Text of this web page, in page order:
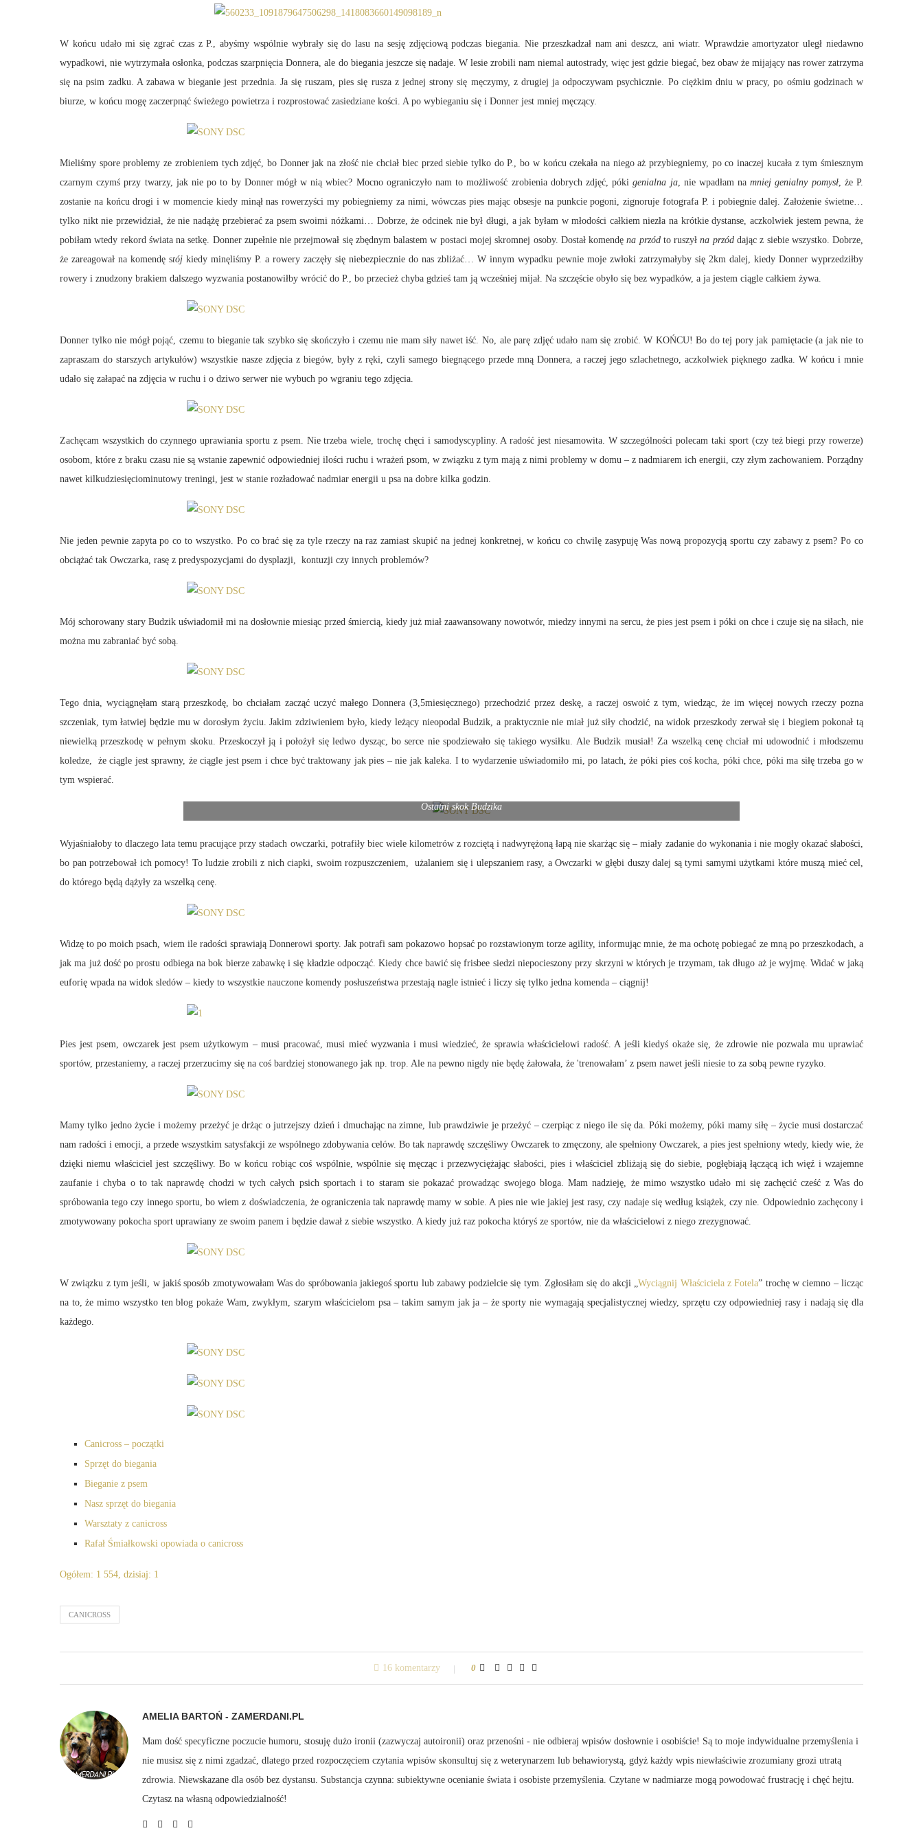
W końcu udało mi się zgrać czas z P., abyśmy wspólnie wybrały się do lasu na sesję zdjęciową podczas biegania. Nie przeszkadzał nam ani deszcz, ani wiatr. Wprawdzie amortyzator uległ niedawno
wypadkowi, nie wytrzymała osłonka, podczas szarpnięcia Donnera, ale do biegania jeszcze się nadaje. W lesie zrobili nam niemal autostrady, więc jest gdzie biegać, bez obaw że mijający nas rower zatrzyma
się na psim zadku. A zabawa w bieganie jest przednia. Ja się ruszam, pies się rusza z jednej strony się męczymy, z drugiej ja odpoczywam psychicznie. Po ciężkim dniu w pracy, po ośmiu godzinach w
biurze, w końcu mogę zaczerpnąć świeżego powietrza i rozprostować zasiedziane kości. A po wybieganiu się i Donner jest mniej męczący.
Mieliśmy spore problemy ze zrobieniem tych zdjęć, bo Donner jak na złość nie chciał biec przed siebie tylko do P., bo w końcu czekała na niego aż przybiegniemy, po co inaczej kucała z tym śmiesznym
czarnym czymś przy twarzy, jak nie po to by Donner mógł w nią wbiec? Mocno ograniczyło nam to możliwość zrobienia dobrych zdjęć, pókigenialna ja, nie wpadłam namniej genialny pomysł, że P.
zostanie na końcu drogi i w momencie kiedy minął nas rowerzyści my pobiegniemy za nimi, wówczas pies mając obsesje na punkcie pogoni, zignoruje fotografa P. i pobiegnie dalej. Założenie świetne…
tylko nikt nie przewidział, że nie nadążę przebierać za psem swoimi nóżkami… Dobrze, że odcinek nie był długi, a jak byłam w młodości całkiem niezła na krótkie dystanse, aczkolwiek jestem pewna, że
pobiłam wtedy rekord świata na setkę. Donner zupełnie nie przejmował się zbędnym balastem w postaci mojej skromnej osoby. Dostał komendęna przódto ruszyłna przóddając z siebie wszystko. Dobrze,
że zareagował na komendę stój kiedy minęliśmy P. a rowery zaczęły się niebezpiecznie do nas zbliżać… W innym wypadku pewnie moje zwłoki zatrzymałyby się 2km dalej, kiedy Donner wyprzedziłby
rowery i znudzony brakiem dalszego wyzwania postanowiłby wrócić do P., bo przecież chyba gdzieś tam ją wcześniej mijał. Na szczęście obyło się bez wypadków, a ja jestem ciągle całkiem żywa.
Donner tylko nie mógł pojąć, czemu to bieganie tak szybko się skończyło i czemu nie mam siły nawet iść. No, ale parę zdjęć udało nam się zrobić. W KOŃCU! Bo do tej pory jak pamiętacie (a jak nie to
zapraszam do starszych artykułów) wszystkie nasze zdjęcia z biegów, były z ręki, czyli samego biegnącego przede mną Donnera, a raczej jego szlachetnego, aczkolwiek pięknego zadka. W końcu i mnie
udało się załapać na zdjęcia w ruchu i o dziwo serwer nie wybuch po wgraniu tego zdjęcia.
Zachęcam wszystkich do czynnego uprawiania sportu z psem. Nie trzeba wiele, trochę chęci i samodyscypliny. A radość jest niesamowita. W szczególności polecam taki sport (czy też biegi przy rowerze)
osobom, które z braku czasu nie są wstanie zapewnić odpowiedniej ilości ruchu i wrażeń psom, w związku z tym mają z nimi problemy w domu – z nadmiarem ich energii, czy złym zachowaniem. Porządny
nawet kilkudziesięciominutowy treningi, jest w stanie rozładować nadmiar energii u psa na dobre kilka godzin.
Nie jeden pewnie zapyta po co to wszystko. Po co brać się za tyle rzeczy na raz zamiast skupić na jednej konkretnej, w końcu co chwilę zasypuję Was nową propozycją sportu czy zabawy z psem? Po co
obciążać tak Owczarka, rasę z predyspozycjami do dysplazji, kontuzji czy innych problemów?
Mój schorowany stary Budzik uświadomił mi na dosłownie miesiąc przed śmiercią, kiedy już miał zaawansowany nowotwór, miedzy innymi na sercu, że pies jest psem i póki on chce i czuje się na siłach, nie
można mu zabraniać być sobą.
Tego dnia, wyciągnęłam starą przeszkodę, bo chciałam zacząć uczyć małego Donnera (3,5miesięcznego) przechodzić przez deskę, a raczej oswoić z tym, wiedząc, że im więcej nowych rzeczy pozna
szczeniak, tym łatwiej będzie mu w dorosłym życiu. Jakim zdziwieniem było, kiedy leżący nieopodal Budzik, a praktycznie nie miał już siły chodzić, na widok przeszkody zerwał się i biegiem pokonał tą
niewielką przeszkodę w pełnym skoku. Przeskoczył ją i położył się ledwo dysząc, bo serce nie spodziewało się takiego wysiłku. Ale Budzik musiał! Za wszelką cenę chciał mi udowodnić i młodszemu
koledze, że ciągle jest sprawny, że ciągle jest psem i chce być traktowany jak pies – nie jak kaleka. I to wydarzenie uświadomiło mi, po latach, że póki pies coś kocha, póki chce, póki ma siłę trzeba go w
tym wspierać.
Ostatni skok Budzika
Wyjaśniałoby to dlaczego lata temu pracujące przy stadach owczarki, potrafiły biec wiele kilometrów z rozciętą i nadwyrężoną łapą nie skarżąc się – miały zadanie do wykonania i nie mogły okazać słabości,
bo pan potrzebował ich pomocy! To ludzie zrobili z nich ciapki, swoim rozpuszczeniem, użalaniem się i ulepszaniem rasy, a Owczarki w głębi duszy dalej są tymi samymi użytkami które muszą mieć cel,
do którego będą dążyły za wszelką cenę.
Widzę to po moich psach, wiem ile radości sprawiają Donnerowi sporty. Jak potrafi sam pokazowo hopsać po rozstawionym torze agility, informując mnie, że ma ochotę pobiegać ze mną po przeszkodach, a
jak ma już dość po prostu odbiega na bok bierze zabawkę i się kładzie odpocząć. Kiedy chce bawić się frisbee siedzi niepocieszony przy skrzyni w których je trzymam, tak długo aż je wyjmę. Widać w jaką
euforię wpada na widok sledów – kiedy to wszystkie nauczone komendy posłuszeństwa przestają nagle istnieć i liczy się tylko jedna komenda – ciągnij!
Pies jest psem, owczarek jest psem użytkowym – musi pracować, musi mieć wyzwania i musi wiedzieć, że sprawia właścicielowi radość. A jeśli kiedyś okaże się, że zdrowie nie pozwala mu uprawiać
sportów, przestaniemy, a raczej przerzucimy się na coś bardziej stonowanego jak np. trop. Ale na pewno nigdy nie będę żałowała, że 'trenowałam’ z psem nawet jeśli niesie to za sobą pewne ryzyko.
Mamy tylko jedno życie i możemy przeżyć je drżąc o jutrzejszy dzień i dmuchając na zimne, lub prawdziwie je przeżyć – czerpiąc z niego ile się da. Póki możemy, póki mamy siłę – życie musi dostarczać
nam radości i emocji, a przede wszystkim satysfakcji ze wspólnego zdobywania celów. Bo tak naprawdę szczęśliwy Owczarek to zmęczony, ale spełniony Owczarek, a pies jest spełniony wtedy, kiedy wie, że
dzięki niemu właściciel jest szczęśliwy. Bo w końcu robiąc coś wspólnie, wspólnie się męcząc i przezwyciężając słabości, pies i właściciel zbliżają się do siebie, pogłębiają łączącą ich więź i wzajemne
zaufanie i chyba o to tak naprawdę chodzi w tych całych psich sportach i to staram sie pokazać prowadząc swojego bloga. Mam nadzieję, że mimo wszystko udało mi się zachęcić cześć z Was do
spróbowania tego czy innego sportu, bo wiem z doświadczenia, że ograniczenia tak naprawdę mamy w sobie. A pies nie wie jakiej jest rasy, czy nadaje się według książek, czy nie. Odpowiednio zachęcony i
zmotywowany pokocha sport uprawiany ze swoim panem i będzie dawał z siebie wszystko. A kiedy już raz pokocha któryś ze sportów, nie da właścicielowi z niego zrezygnować.
W związku z tym jeśli, w jakiś sposób zmotywowałam Was do spróbowania jakiegoś sportu lub zabawy podzielcie się tym. Zgłosiłam się do akcji „Wyciągnij Właściciela z Fotela” trochę w ciemno – licząc
na to, że mimo wszystko ten blog pokaże Wam, zwykłym, szarym właścicielom psa – takim samym jak ja – że sporty nie wymagają specjalistycznej wiedzy, sprzętu czy odpowiedniej rasy i nadają się dla
każdego.
Canicross – początki
Sprzęt do biegania
Bieganie z psem
Nasz sprzęt do biegania
Warsztaty z canicross
Rafał Śmiałkowski opowiada o canicross
Ogółem: 1 554, dzisiaj: 1
CANICROSS
16 komentarzy 0
AMELIA BARTOŃ - ZAMERDANI.PL
Mam dość specyficzne poczucie humoru, stosuję dużo ironii (zazwyczaj autoironii) oraz przenośni - nie odbieraj wpisów dosłownie i osobiście! Są to moje indywidualne przemyślenia i
nie musisz się z nimi zgadzać, dlatego przed rozpoczęciem czytania wpisów skonsultuj się z weterynarzem lub behawiorystą, gdyż każdy wpis niewłaściwie zrozumiany grozi utratą
zdrowia. Niewskazane dla osób bez dystansu. Substancja czynna: subiektywne ocenianie świata i osobiste przemyślenia. Czytane w nadmiarze mogą powodować frustrację i chęć hejtu.
Czytasz na własną odpowiedzialność!